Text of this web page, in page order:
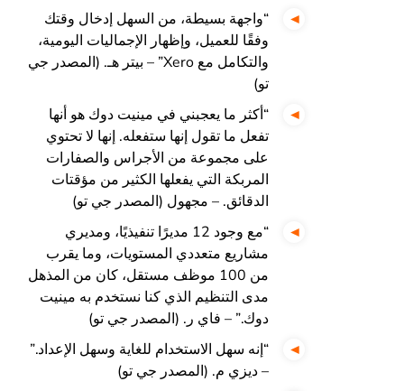
“واجهة بسيطة، من السهل إدخال وقتك
وفقًا للعميل، وإظهار الإجماليات اليومية،
والتكامل مع Xero” – بيتر هـ. (المصدر جي
تو)
“أكثر ما يعجبني في مينيت دوك هو أنها
تفعل ما تقول إنها ستفعله. إنها لا تحتوي
على مجموعة من الأجراس والصفارات
المربكة التي يفعلها الكثير من مؤقتات
الدقائق. – مجهول (المصدر جي تو)
“مع وجود 12 مديرًا تنفيذيًا، ومديري
مشاريع متعددي المستويات، وما يقرب
من 100 موظف مستقل، كان من المذهل
مدى التنظيم الذي كنا نستخدم به مينيت
دوك.” – فاي ر. (المصدر جي تو)
“إنه سهل الاستخدام للغاية وسهل الإعداد.”
– ديزي م. (المصدر جي تو)